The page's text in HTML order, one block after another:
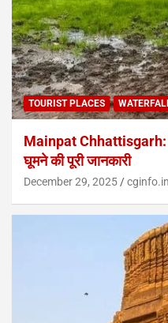
TOURIST PLACES
Mainpat Chhattisgarh:
घूमने की पूरी जानकारी
December 29, 2025